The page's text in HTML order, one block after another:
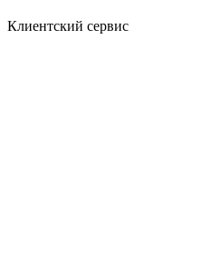
Клиентский сервис